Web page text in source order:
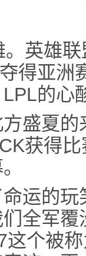
英雄
得亚洲
的心
盛夏
获得
运的
全军
这个被